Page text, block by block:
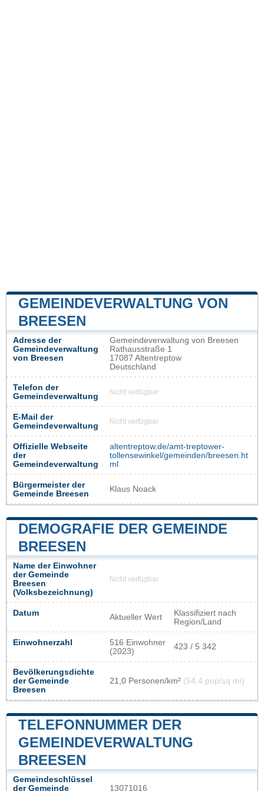
GEMEINDEVERWALTUNG VON
BREESEN
Adresse der
Gemeindeverwaltung
von Breesen
Gemeindeverwaltung von Breesen
Rathausstraße 1
17087 Altentreptow
Deutschland
Telefon der
Gemeindeverwaltung
Nicht verfügbar
E-Mail der
Gemeindeverwaltung
Nicht verfügbar
Offizielle Webseite
der
Gemeindeverwaltung
altentreptow.de/amt-treptower-
tollensewinkel/gemeinden/breesen.ht
ml
Bürgermeister der
Gemeinde Breesen
Klaus Noack
DEMOGRAFIE DER GEMEINDE
BREESEN
Name der Einwohner
der Gemeinde
Breesen
(Volksbezeichnung)
Nicht verfügbar
Datum Aktueller Wert
Klassifiziert nach
Region/Land
Einwohnerzahl
516 Einwohner
(2023)
423 / 5 342
Bevölkerungsdichte
der Gemeinde
Breesen
21,0 Personen/km² (54,4 pop/sq mi)
TELEFONNUMMER DER
GEMEINDEVERWALTUNG
BREESEN
Gemeindeschlüssel
der Gemeinde
13071016